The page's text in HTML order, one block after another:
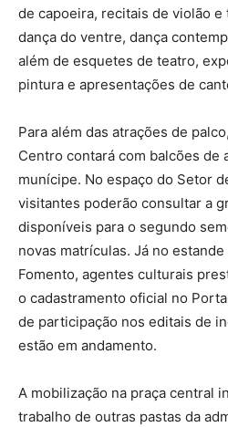
de capoeira, recitais de violão
dança do ventre, dança
além de esquetes de teatro,
pintura e apresentações de
Para além das atrações de
Centro contará com balcões de
munícipe. No espaço do Setor
visitantes poderão consultar a
disponíveis para o segundo
novas matrículas. Já no
Fomento, agentes culturais
o cadastramento oficial no
de participação nos editais de
estão em andamento.
A mobilização na praça central
trabalho de outras pastas da